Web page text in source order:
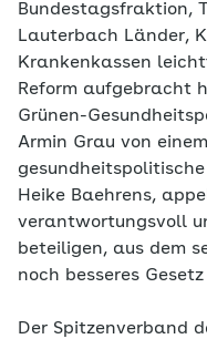
Bundestagsfraktion,
Lauterbach Länder,
Krankenkassen
Reform aufgebracht
Grünen-
Armin Grau von
Heike Baehrens,
verantwortungsvoll
beteiligen, aus dem
noch besseres
Der Spitzenverband